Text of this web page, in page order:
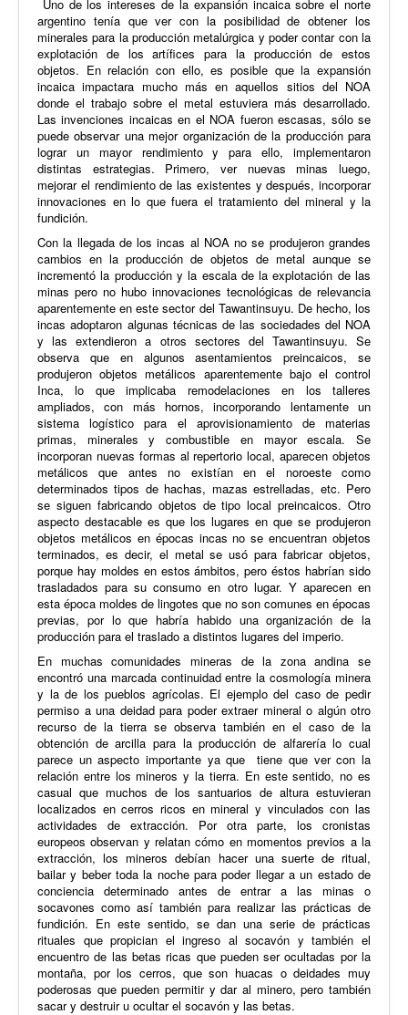
Uno de los intereses de la expansión incaica sobre el norte
argentino tenía que ver con la posibilidad de obtener los
minerales para la producción metalúrgica y poder contar con la
explotación de los artífices para la producción de estos
objetos. En relación con ello, es posible que la expansión
incaica impactara mucho más en aquellos sitios del NOA
donde el trabajo sobre el metal estuviera más desarrollado.
Las invenciones incaicas en el NOA fueron escasas, sólo se
puede observar una mejor organización de la producción para
lograr un mayor rendimiento y para ello, implementaron
distintas estrategias. Primero, ver nuevas minas luego,
mejorar el rendimiento de las existentes y después, incorporar
innovaciones en lo que fuera el tratamiento del mineral y la
fundición.
Con la llegada de los incas al NOA no se produjeron grandes
cambios en la producción de objetos de metal aunque se
incrementó la producción y la escala de la explotación de las
minas pero no hubo innovaciones tecnológicas de relevancia
aparentemente en este sector del Tawantinsuyu. De hecho, los
incas adoptaron algunas técnicas de las sociedades del NOA
y las extendieron a otros sectores del Tawantinsuyu. Se
observa que en algunos asentamientos preincaicos, se
produjeron objetos metálicos aparentemente bajo el control
Inca, lo que implicaba remodelaciones en los talleres
ampliados, con más hornos, incorporando lentamente un
sistema logístico para el aprovisionamiento de materias
primas, minerales y combustible en mayor escala. Se
incorporan nuevas formas al repertorio local, aparecen objetos
metálicos que antes no existían en el noroeste como
determinados tipos de hachas, mazas estrelladas, etc. Pero
se siguen fabricando objetos de tipo local preincaicos. Otro
aspecto destacable es que los lugares en que se produjeron
objetos metálicos en épocas incas no se encuentran objetos
terminados, es decir, el metal se usó para fabricar objetos,
porque hay moldes en estos ámbitos, pero éstos habrían sido
trasladados para su consumo en otro lugar. Y aparecen en
esta época moldes de lingotes que no son comunes en épocas
previas, por lo que habría habido una organización de la
producción para el traslado a distintos lugares del imperio.
En muchas comunidades mineras de la zona andina se
encontró una marcada continuidad entre la cosmología minera
y la de los pueblos agrícolas. El ejemplo del caso de pedir
permiso a una deidad para poder extraer mineral o algún otro
recurso de la tierra se observa también en el caso de la
obtención de arcilla para la producción de alfarería lo cual
parece un aspecto importante ya que tiene que ver con la
relación entre los mineros y la tierra. En este sentido, no es
casual que muchos de los santuarios de altura estuvieran
localizados en cerros ricos en mineral y vinculados con las
actividades de extracción. Por otra parte, los cronistas
europeos observan y relatan cómo en momentos previos a la
extracción, los mineros debían hacer una suerte de ritual,
bailar y beber toda la noche para poder llegar a un estado de
conciencia determinado antes de entrar a las minas o
socavones como así también para realizar las prácticas de
fundición. En este sentido, se dan una serie de prácticas
rituales que propician el ingreso al socavón y también el
encuentro de las betas ricas que pueden ser ocultadas por la
montaña, por los cerros, que son huacas o deidades muy
poderosas que pueden permitir y dar al minero, pero también
sacar y destruir u ocultar el socavón y las betas.